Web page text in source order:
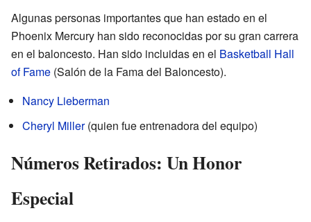
Algunas personas importantes que han estado en el
Phoenix Mercury han sido reconocidas por su gran carrera
en el baloncesto. Han sido incluidas en el Basketball Hall
of Fame (Salón de la Fama del Baloncesto).
Nancy Lieberman
Cheryl Miller(quien fue entrenadora del equipo)
Números Retirados: Un Honor
Especial